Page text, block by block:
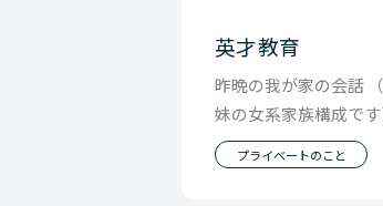
英才教育
昨晩の我が家の会話
妹の女系家族構成で
るどういう人がタイプ
話。 もちろん「
プライベートのこと